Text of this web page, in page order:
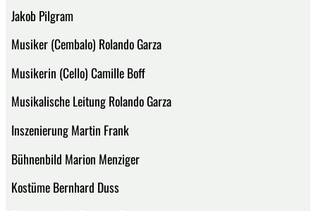
Jakob Pilgram
Musiker (Cembalo) Rolando Garza
Musikerin (Cello) Camille Boff
Musikalische Leitung Rolando Garza
Inszenierung Martin Frank
Bühnenbild Marion Menziger
Kostüme Bernhard Duss